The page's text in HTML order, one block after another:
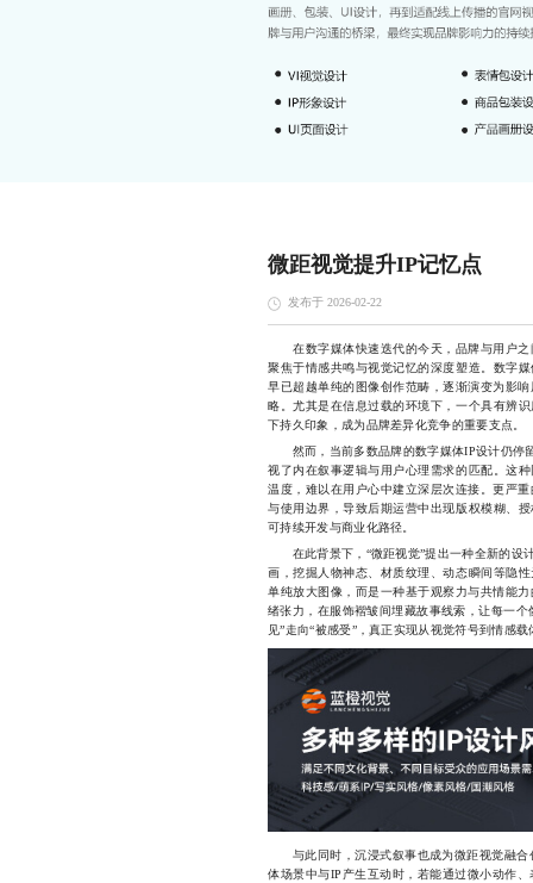
微距视觉提升IP记忆点
发布于 2026-02-22
在数字媒体快速迭代的今天，品牌与用户之
聚焦于情感共鸣与视觉记忆的深度塑造。数字
早已超越单纯的图像创作范畴，逐渐演变为影
略。尤其是在信息过载的环境下，一个具有辨
下持久印象，成为品牌差异化竞争的重要支点。
然而，当前多数品牌的数字媒体IP设计仍停
视了内在叙事逻辑与用户心理需求的匹配。这
温度，难以在用户心中建立深层次连接。更严
与使用边界，导致后期运营中出现版权模糊、
可持续开发与商业化路径。
在此背景下，“微距视觉”提出一种全新的设
画，挖掘人物神态、材质纹理、动态瞬间等隐
单纯放大图像，而是一种基于观察力与共情能
绪张力，在服饰褶皱间埋藏故事线索，让每一
见”走向“被感受”，真正实现从视觉符号到情感载
与此同时，沉浸式叙事也成为微距视觉融合
体场景中与IP产生互动时，若能通过微小动作